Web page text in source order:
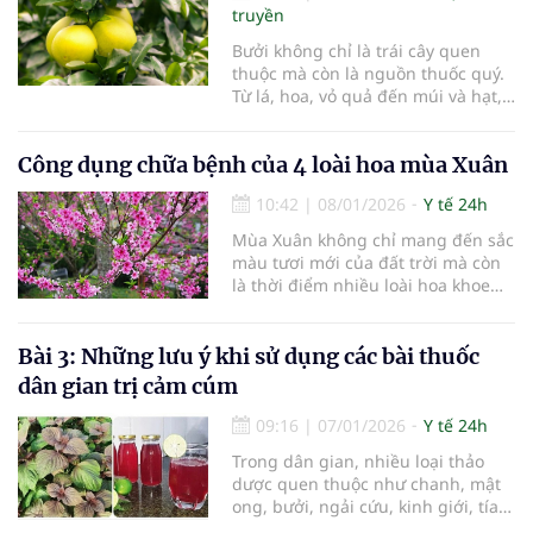
truyền
Bưởi không chỉ là trái cây quen
thuộc mà còn là nguồn thuốc quý.
Từ lá, hoa, vỏ quả đến múi và hạt,
phòng và điều trị nhiều vấn đề sức
Công dụng chữa bệnh của 4 loài hoa mùa Xuân
10:42 | 08/01/2026
Y tế 24h
Mùa Xuân không chỉ mang đến sắc
màu tươi mới của đất trời mà còn
là thời điểm nhiều loài hoa khoe
gian. Bốn loài hoa quen thuộc dưới
đây không chỉ đẹp mà còn là
những vị thuốc hữu ích, hỗ trợ
chăm sóc sức khỏe hiệu quả.
Bài 3: Những lưu ý khi sử dụng các bài thuốc
dân gian trị cảm cúm
09:16 | 07/01/2026
Y tế 24h
Trong dân gian, nhiều loại thảo
dược quen thuộc như chanh, mật
ong, bưởi, ngải cứu, kinh giới, tía